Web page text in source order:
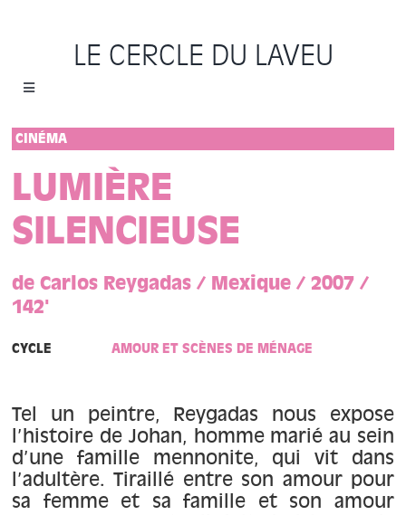
LE CERCLE DU LAVEU
Toggle
Accueil
Programme
Location
Sauvons le Cercle
À propos
Contact
CINÉMA
LUMIÈRE
SILENCIEUSE
de Carlos Reygadas / Mexique / 2007 /
142'
CYCLE AMOUR ET SCÈNES DE MÉNAGE
Tel un peintre, Reygadas nous expose
l’histoire de Johan, homme marié au sein
d’une famille mennonite, qui vit dans
l’adultère. Tiraillé entre son amour pour
sa femme et sa famille et son amour